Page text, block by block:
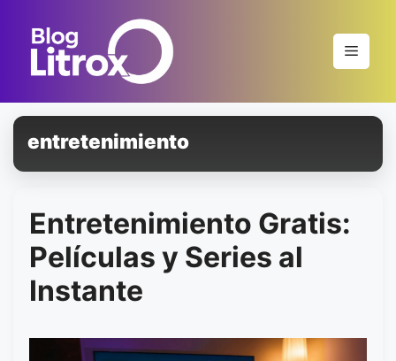
contenido
Menú
entretenimiento
Entretenimiento Gratis:
Películas y Series al
Instante